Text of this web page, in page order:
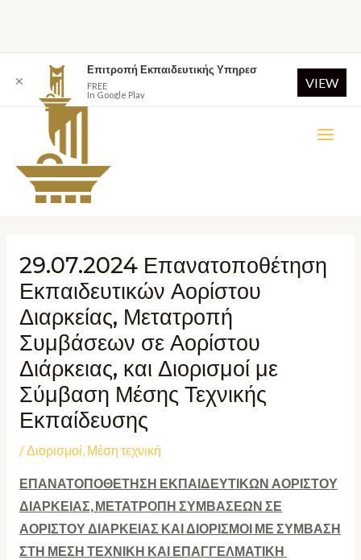
29.07.2024 Επανατοποθέτηση
Εκπαιδευτικών Αορίστου
Διαρκείας, Μετατροπή
Συμβάσεων σε Αορίστου
Διάρκειας, και Διορισμοί με
Σύμβαση Μέσης Τεχνικής
Εκπαίδευσης
/Διορισμοί, Μέση τεχνική
ΕΠΑΝΑΤΟΠΟΘΕΤΗΣΗ ΕΚΠΑΙΔΕΥΤΙΚΩΝ ΑΟΡΙΣΤΟΥ
ΔΙΑΡΚΕΙΑΣ, ΜΕΤΑΤΡΟΠΗ ΣΥΜΒΑΣΕΩΝ ΣΕ
ΑΟΡΙΣΤΟΥ ΔΙΑΡΚΕΙΑΣ ΚΑΙ ΔΙΟΡΙΣΜΟΙ ΜΕ ΣΥΜΒΑΣΗ
ΣΤΗ ΜΕΣΗ ΤΕΧΝΙΚΗ ΚΑΙ ΕΠΑΓΓΕΛΜΑΤΙΚΗ
✕
Επιτροπή Εκπαιδευτικής Υπηρεσ
FREE
In Google Play
VIEW